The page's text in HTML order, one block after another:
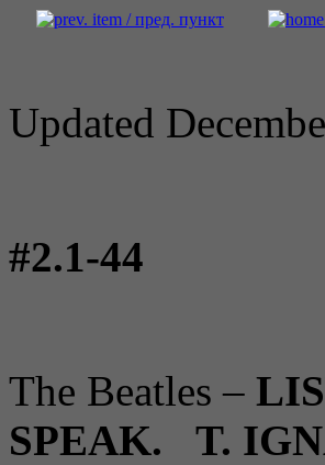
Updated
#2.1-44
The Beatles –
SPEAK. T.